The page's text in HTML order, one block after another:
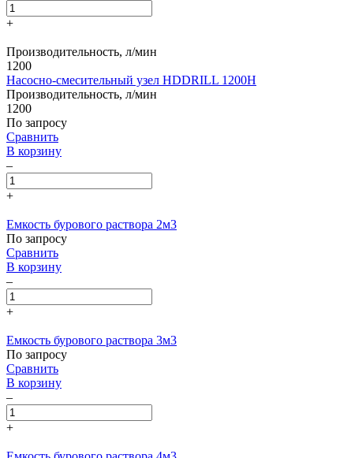
+
Производительность, л/мин
1200
Насосно-смесительный узел HDDRILL 1200H
Производительность, л/мин
1200
По запросу
Сравнить
В корзину
–
+
Емкость бурового раствора 2м3
По запросу
Сравнить
В корзину
–
+
Емкость бурового раствора 3м3
По запросу
Сравнить
В корзину
–
+